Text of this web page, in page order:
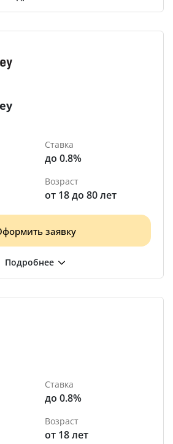
Ставка
до 0.8%
Возраст
от 18 до 80 лет
заявку
Ставка
до 0.8%
Возраст
от 18 лет